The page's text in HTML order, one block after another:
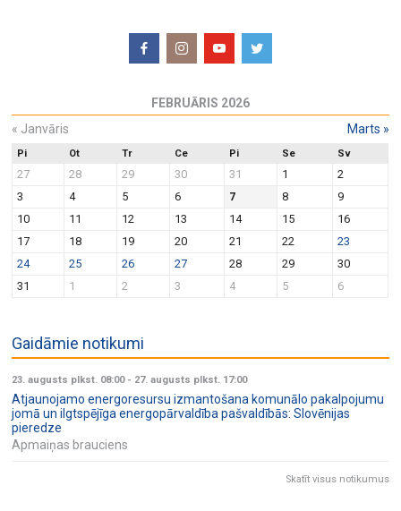
s
N
a
v
g
a
t
n
t
i
o
n
FEBRUĀRIS 2026
« Janvāris Marts »
Pi Ot Tr Ce Pi Se Sv
27 28 29 30 31 1
2
3
4 5 6 7 8
9
10
11 12 13 14 15
16
17
18 19 20 21 22
23
24
25 26 27 28 29
30
31
1 2 3 4 5 6
Gaidāmie notikumi
23. augusts plkst. 08:00- 27. augusts plkst. 17:00
Atjaunojamo energoresursu izmantošana komunālo pakalpojumu
jomā un ilgtspējīga energopārvaldība pašvaldībās: Slovēnijas
pieredze
Apmaiņas brauciens
Skatīt visus notikumus